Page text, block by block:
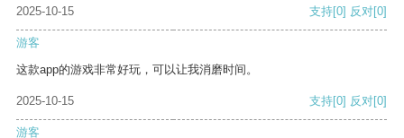
2025-10-15 支持[0] 反对[0]
游客
这款app的游戏非常好玩，可以让我消磨时间。
2025-10-15 支持[0] 反对[0]
游客